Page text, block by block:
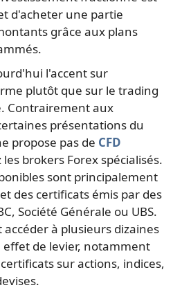
d'acheter une partie
grâce aux plans
l'accent sur
plutôt que sur le trading
Contrairement aux
présentations du
propose pas de CFD
brokers Forex spécialisés.
sont principalement
des certificats émis par des
Société Générale ou UBS.
à plusieurs dizaines
de levier, notamment
sur actions, indices,